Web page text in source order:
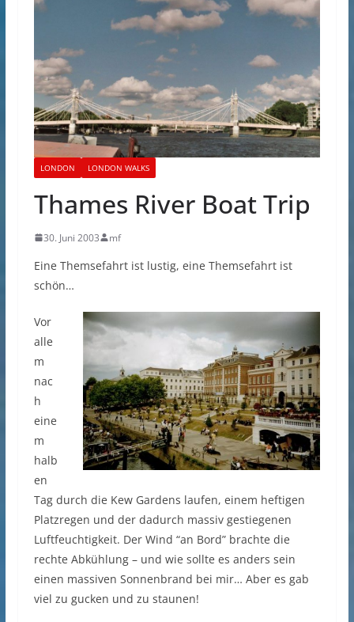
LONDON LONDON WALKS
Thames River Boat Trip
30. Juni 2003 mf
Eine Themsefahrt ist lustig, eine Themsefahrt ist
schön…
Vor
alle
m
nac
h
eine
m
halb
en
Tag durch die Kew Gardens laufen, einem heftigen
Platzregen und der dadurch massiv gestiegenen
Luftfeuchtigkeit. Der Wind “an Bord” brachte die
rechte Abkühlung – und wie sollte es anders sein
einen massiven Sonnenbrand bei mir… Aber es gab
viel zu gucken und zu staunen!